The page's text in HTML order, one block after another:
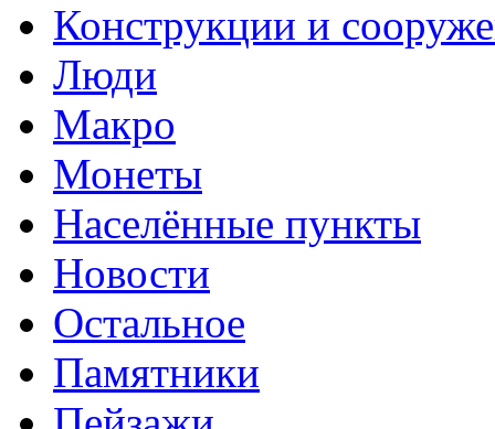
Конструкции и
Люди
Макро
Монеты
Населённые пункты
Новости
Остальное
Памятники